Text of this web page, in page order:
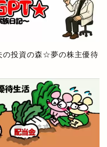
の投資の森☆夢の株主優待